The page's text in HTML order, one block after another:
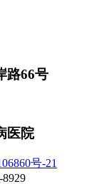
路66号
医院
号-21